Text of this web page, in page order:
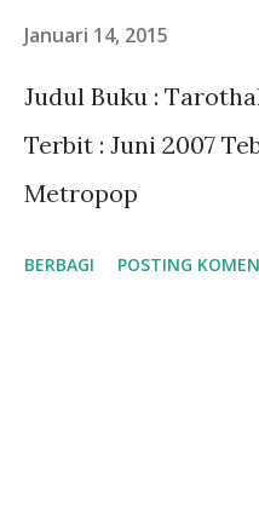
Januari 14, 2015
Judul Buku :
Terbit : Juni 2007
Metropop
BERBAGI POSTING